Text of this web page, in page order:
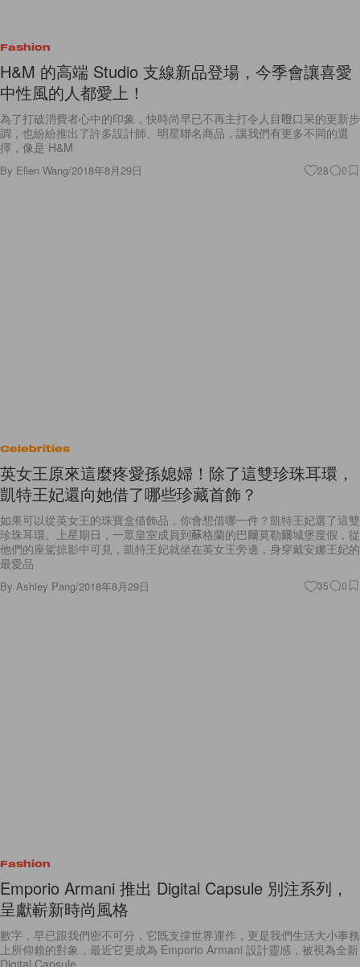
Fashion
H&M 的高端 Studio 支線新品登場，今季會讓喜愛
中性風的人都愛上！
為了打破消費者心中的印象，快時尚早已不再主打令人目瞪口呆的更新步
調，也紛紛推出了許多設計師、明星聯名商品，讓我們有更多不同的選
擇，像是 H&M
By Ellen Wang/2018年8月29日 28 0
Celebrities
英女王原來這麼疼愛孫媳婦！除了這雙珍珠耳環，
凱特王妃還向她借了哪些珍藏首飾？
如果可以從英女王的珠寶盒借飾品，你會想借哪一件？凱特王妃選了這雙
珍珠耳環。上星期日，一眾皇室成員到蘇格蘭的巴爾莫勒爾城堡度假，從
他們的座駕掠影中可見，凱特王妃就坐在英女王旁邊，身穿戴安娜王妃的
最愛品
By Ashley Pang/2018年8月29日 35 0
Fashion
Emporio Armani 推出 Digital Capsule 別注系列，
呈獻嶄新時尚風格
數字，早已跟我們密不可分，它既支撐世界運作，更是我們生活大小事務
上所仰賴的對象，最近它更成為 Emporio Armani 設計靈感，被視為全新